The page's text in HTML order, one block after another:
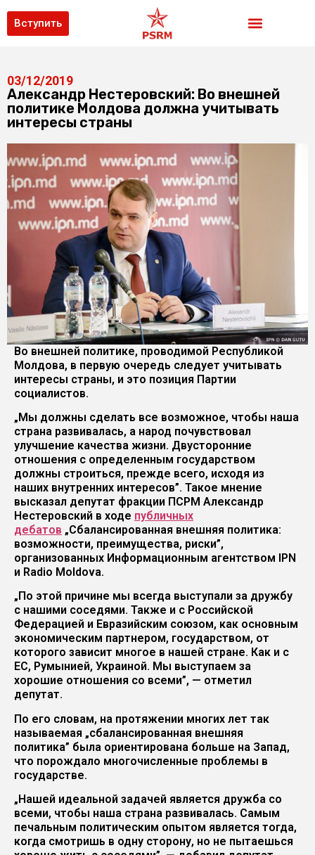
Вступить
03/12/2019
Александр Нестеровский: Во внешней
политике Молдова должна учитывать
интересы страны
Во внешней политике, проводимой Республикой
Молдова, в первую очередь следует учитывать
интересы страны, и это позиция Партии
социалистов.
„Мы должны сделать все возможное, чтобы наша
страна развивалась, а народ почувствовал
улучшение качества жизни. Двусторонние
отношения с определенным государством
должны строиться, прежде всего, исходя из
наших внутренних интересов”. Такое мнение
высказал депутат фракции ПСРМ Александр
Нестеровский в ходе публичных
дебатов „Сбалансированная внешняя политика:
возможности, преимущества, риски”,
организованных Информационным агентством IPN
и Radio Moldova.
„По этой причине мы всегда выступали за дружбу
с нашими соседями. Также и с Российской
Федерацией и Евразийским союзом, как основным
экономическим партнером, государством, от
которого зависит многое в нашей стране. Как и с
ЕС, Румынией, Украиной. Мы выступаем за
хорошие отношения со всеми”, — отметил
депутат.
По его словам, на протяжении многих лет так
называемая „сбалансированная внешняя
политика” была ориентирована больше на Запад,
что порождало многочисленные проблемы в
государстве.
„Нашей идеальной задачей является дружба со
всеми, чтобы наша страна развивалась. Самым
печальным политическим опытом является тогда,
когда смотришь в одну сторону, но не пытаешься